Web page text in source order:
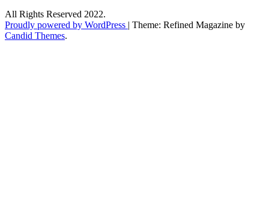
All Rights Reserved 2022.
Proudly powered by WordPress | Theme: Refined Magazine by
Candid Themes.